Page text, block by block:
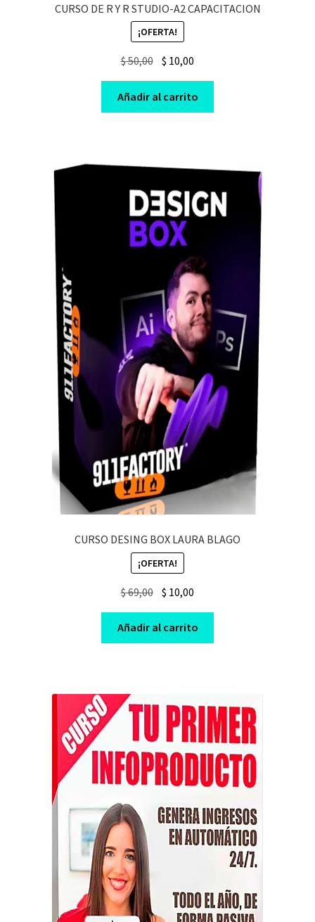
CURSO DE R Y R STUDIO-A2 CAPACITACION
¡OFERTA!
$50,00 Original
price
was:
$ 50,00.
$ 10,00
price
is:
$ 10,00.
Añadir al carrito
CURSO DESING BOX LAURA BLAGO
¡OFERTA!
$69,00 Original
was:
$ 69,00.
$ 10,00
is:
$ 10,00.
Añadir al carrito